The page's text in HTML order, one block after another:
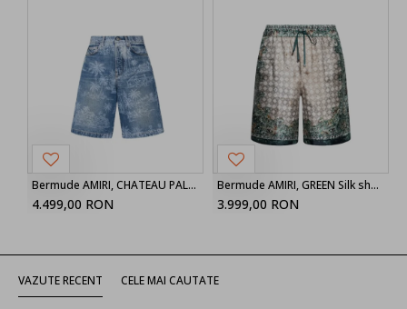
Bermude AMIRI, CHATEAU PALMS DENIM SHORT
4.499,00 RON
Bermude AMIRI, GREEN Silk shorts
3.999,00 RON
VAZUTE RECENT CELE MAI CAUTATE